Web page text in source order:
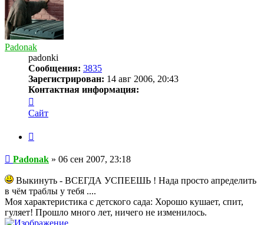
Padonak
padonki
Сообщения: 3835
Зарегистрирован: 14 авг 2006, 20:43
Контактная информация:
информация
пользователя
Сайт
Сообщение
Padonak » 06 сен 2007, 23:18
Выкинуть - ВСЕГДА УСПЕЕШЬ ! Нада просто апределить
в чём траблы у тебя ....
Моя характеристика с детского сада: Хорошо кушает, спит,
гуляет! Прошло много лет, ничего не изменилось.